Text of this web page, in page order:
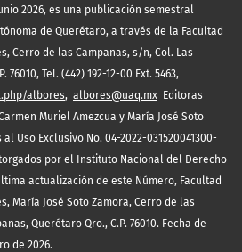
2026, es una publicación semestral
de Querétaro, a través de la Facultad
Cerro de las Campanas, s/n, Col. Las
Tel. (442) 192-12-00 Ext. 5463,
albores, albores@uaq.mx Editoras
Muriel Amezcua y María José Soto
Uso Exclusivo No. 04-2022-031520041300-
por el Instituto Nacional del Derecho
actualización de este Número, Facultad
María José Soto Zamora, Cerro de las
Querétaro Qro., C.P. 76010. Fecha de
de 2026.